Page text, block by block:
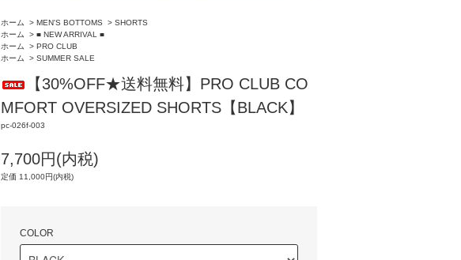
ホーム > MEN'S BOTTOMS > SHORTS
ホーム
> ■ NEW ARRIVAL ■
ホーム
> PRO CLUB
ホーム
> SUMMER SALE
【30%OFF★送料無料】PRO CLUB CO
MFORT OVERSIZED SHORTS【BLACK】
pc-026f-003
7,700円(内税)
定価 11,000円(内税)
COLOR